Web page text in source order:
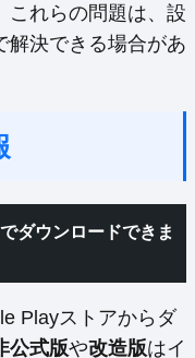
これらの問題は、設
解決できる場合があ
ダウンロードできま
Playストアからダ
公式版や改造版はイ